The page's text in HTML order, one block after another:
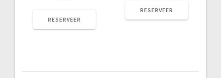
RESERVEER
RESERVEER